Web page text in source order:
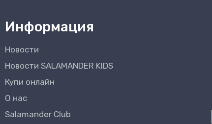
Информация
Новости
Новости SALAMANDER KIDS
Купи онлайн
О нас
Salamander Club